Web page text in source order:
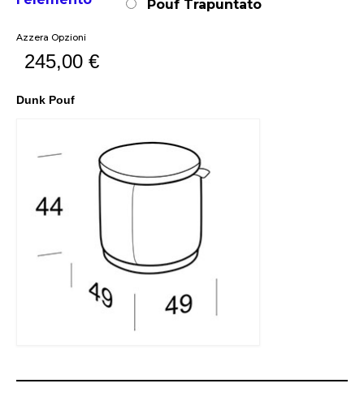
Pouf Trapuntato
Azzera Opzioni
245,00 €
Dunk Pouf